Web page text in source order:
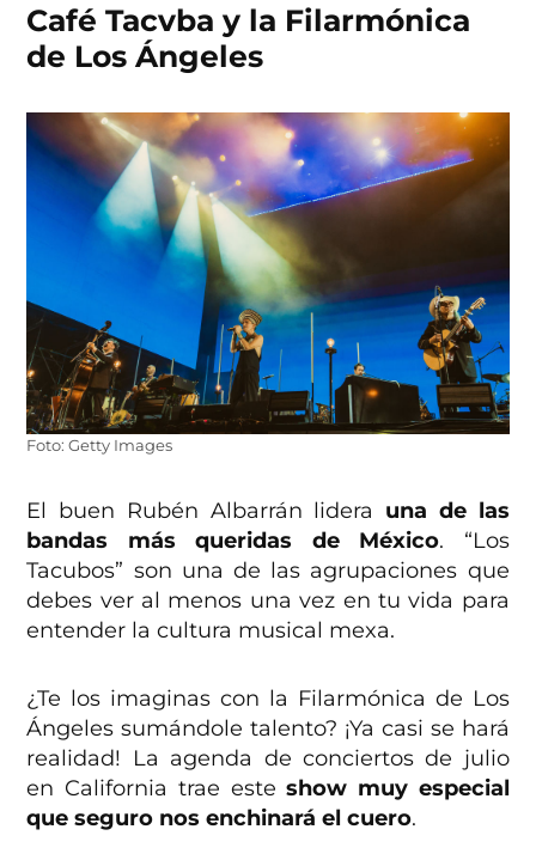
Café Tacvba y la Filarmónica
de Los Ángeles
Foto: Getty Images
El buen Rubén Albarrán lidera una de las
bandas más queridas de México. “Los
Tacubos” son una de las agrupaciones que
debes ver al menos una vez en tu vida para
entender la cultura musical mexa.
¿Te los imaginas con la Filarmónica de Los
Ángeles sumándole talento? ¡Ya casi se hará
realidad! La agenda de conciertos de julio
en California trae esteshow muy especial
que seguro nos enchinará el cuero.